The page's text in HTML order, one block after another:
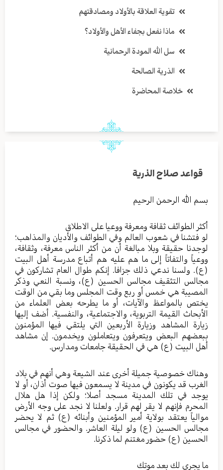
تقوية العلاقة بالأولاد ومصادقتهم
ماذا نفعل بجفاء الأهل والأولاد؟
سل الله المودة الرحمانية
الذرية الصالحة
خلاصة المحاضرة
قواعد صلاح الذرية
بسم الله الرحمن الرحيم
أكثر الطوائف ثقافة ومعرفة ووعيا على الاطلاق
لو فتشنا في شعوب العالم وفي الطوائف والأديان والمذاهب؛
لوجدنا حقيقة وبلا مبالغة أن من أكثر الناس معرفة، وثقافة،
ووعياً والتفاتاً إلى ما هم عليه هم أتباع مدرسة أهل البيت
(ع). ولسنا ندعي ذلك جزافا. إنكم طوال العام تشاركون في
مجالس التثقيف مجالس الحسين (ع)، ونسبة النعي وذكر
المصيبة هي خمس أو ربع وقت المجلس وما بقي من الوقت
يختص بالمواعظ والآيات، أو ما يطرحه بعض العلماء من
الأبحاث القيمة التربوية، والاجتماعية، والنفسية. أضف إليها
زيارة المشاهد وزيارة الأربعين التي يلتقي فيها المؤمنون
ببعضهم البعض ويتعرفون ويتعاملون ويخدمون. إن مشاهد
أهل البيت (ع) هي في الحقيقة جامعات ومدارس.
وهناك خصوصية جميلة أخرى عند الشيعة وهي أنهم في بلاد
الغرب قد يكونون في مدينة لا يسمعون فيها صوت أذان، أو لا
يوجد في تلك المدينة مسجد أصلا؛ ولكن إذا هل هلال
المحرم فإنهم لا يقر لهم قرار. ولعلنا لا نجد على وجه الأرض
موالياً يعتقد بولاية أمير المؤمنين وأبنائه (ع) ثم لا يحضر
مجالس الحسين (ع) ولو ليلة العاشر. والحضور في مجالس
الحسين (ع) حضور مغتنم لما ذكرنا.
ما يجري لك بعد موتك